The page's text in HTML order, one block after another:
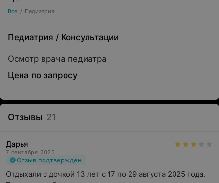
Все / Педиатрия
Педиатрия / Консультации
Осмотр врача педиатра
Цена по запросу
Отзывы 21
Дарья
7 сентября 2025
Отзыв подтвержден
Отдыхали с дочкой 13 лет с 17 по 29 августа 2025 года.